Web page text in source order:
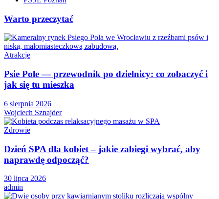
Warto przeczytać
Atrakcje
Psie Pole — przewodnik po dzielnicy: co zobaczyć i
jak się tu mieszka
6 sierpnia 2026
Wojciech Sznajder
Zdrowie
Dzień SPA dla kobiet – jakie zabiegi wybrać, aby
naprawdę odpocząć?
30 lipca 2026
admin